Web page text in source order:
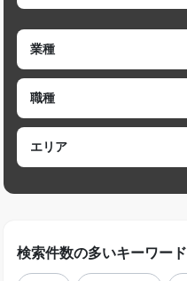
検索件数の多いキーワード